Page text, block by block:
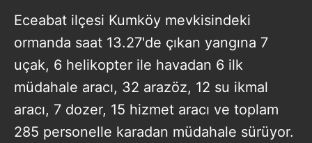
Eceabat ilçesi Kumköy mevkisindeki
ormanda saat 13.27'de çıkan yangına 7
uçak, 6 helikopter ile havadan 6 ilk
müdahale aracı, 32 arazöz, 12 su ikmal
aracı, 7 dozer, 15 hizmet aracı ve toplam
285 personelle karadan müdahale sürüyor.